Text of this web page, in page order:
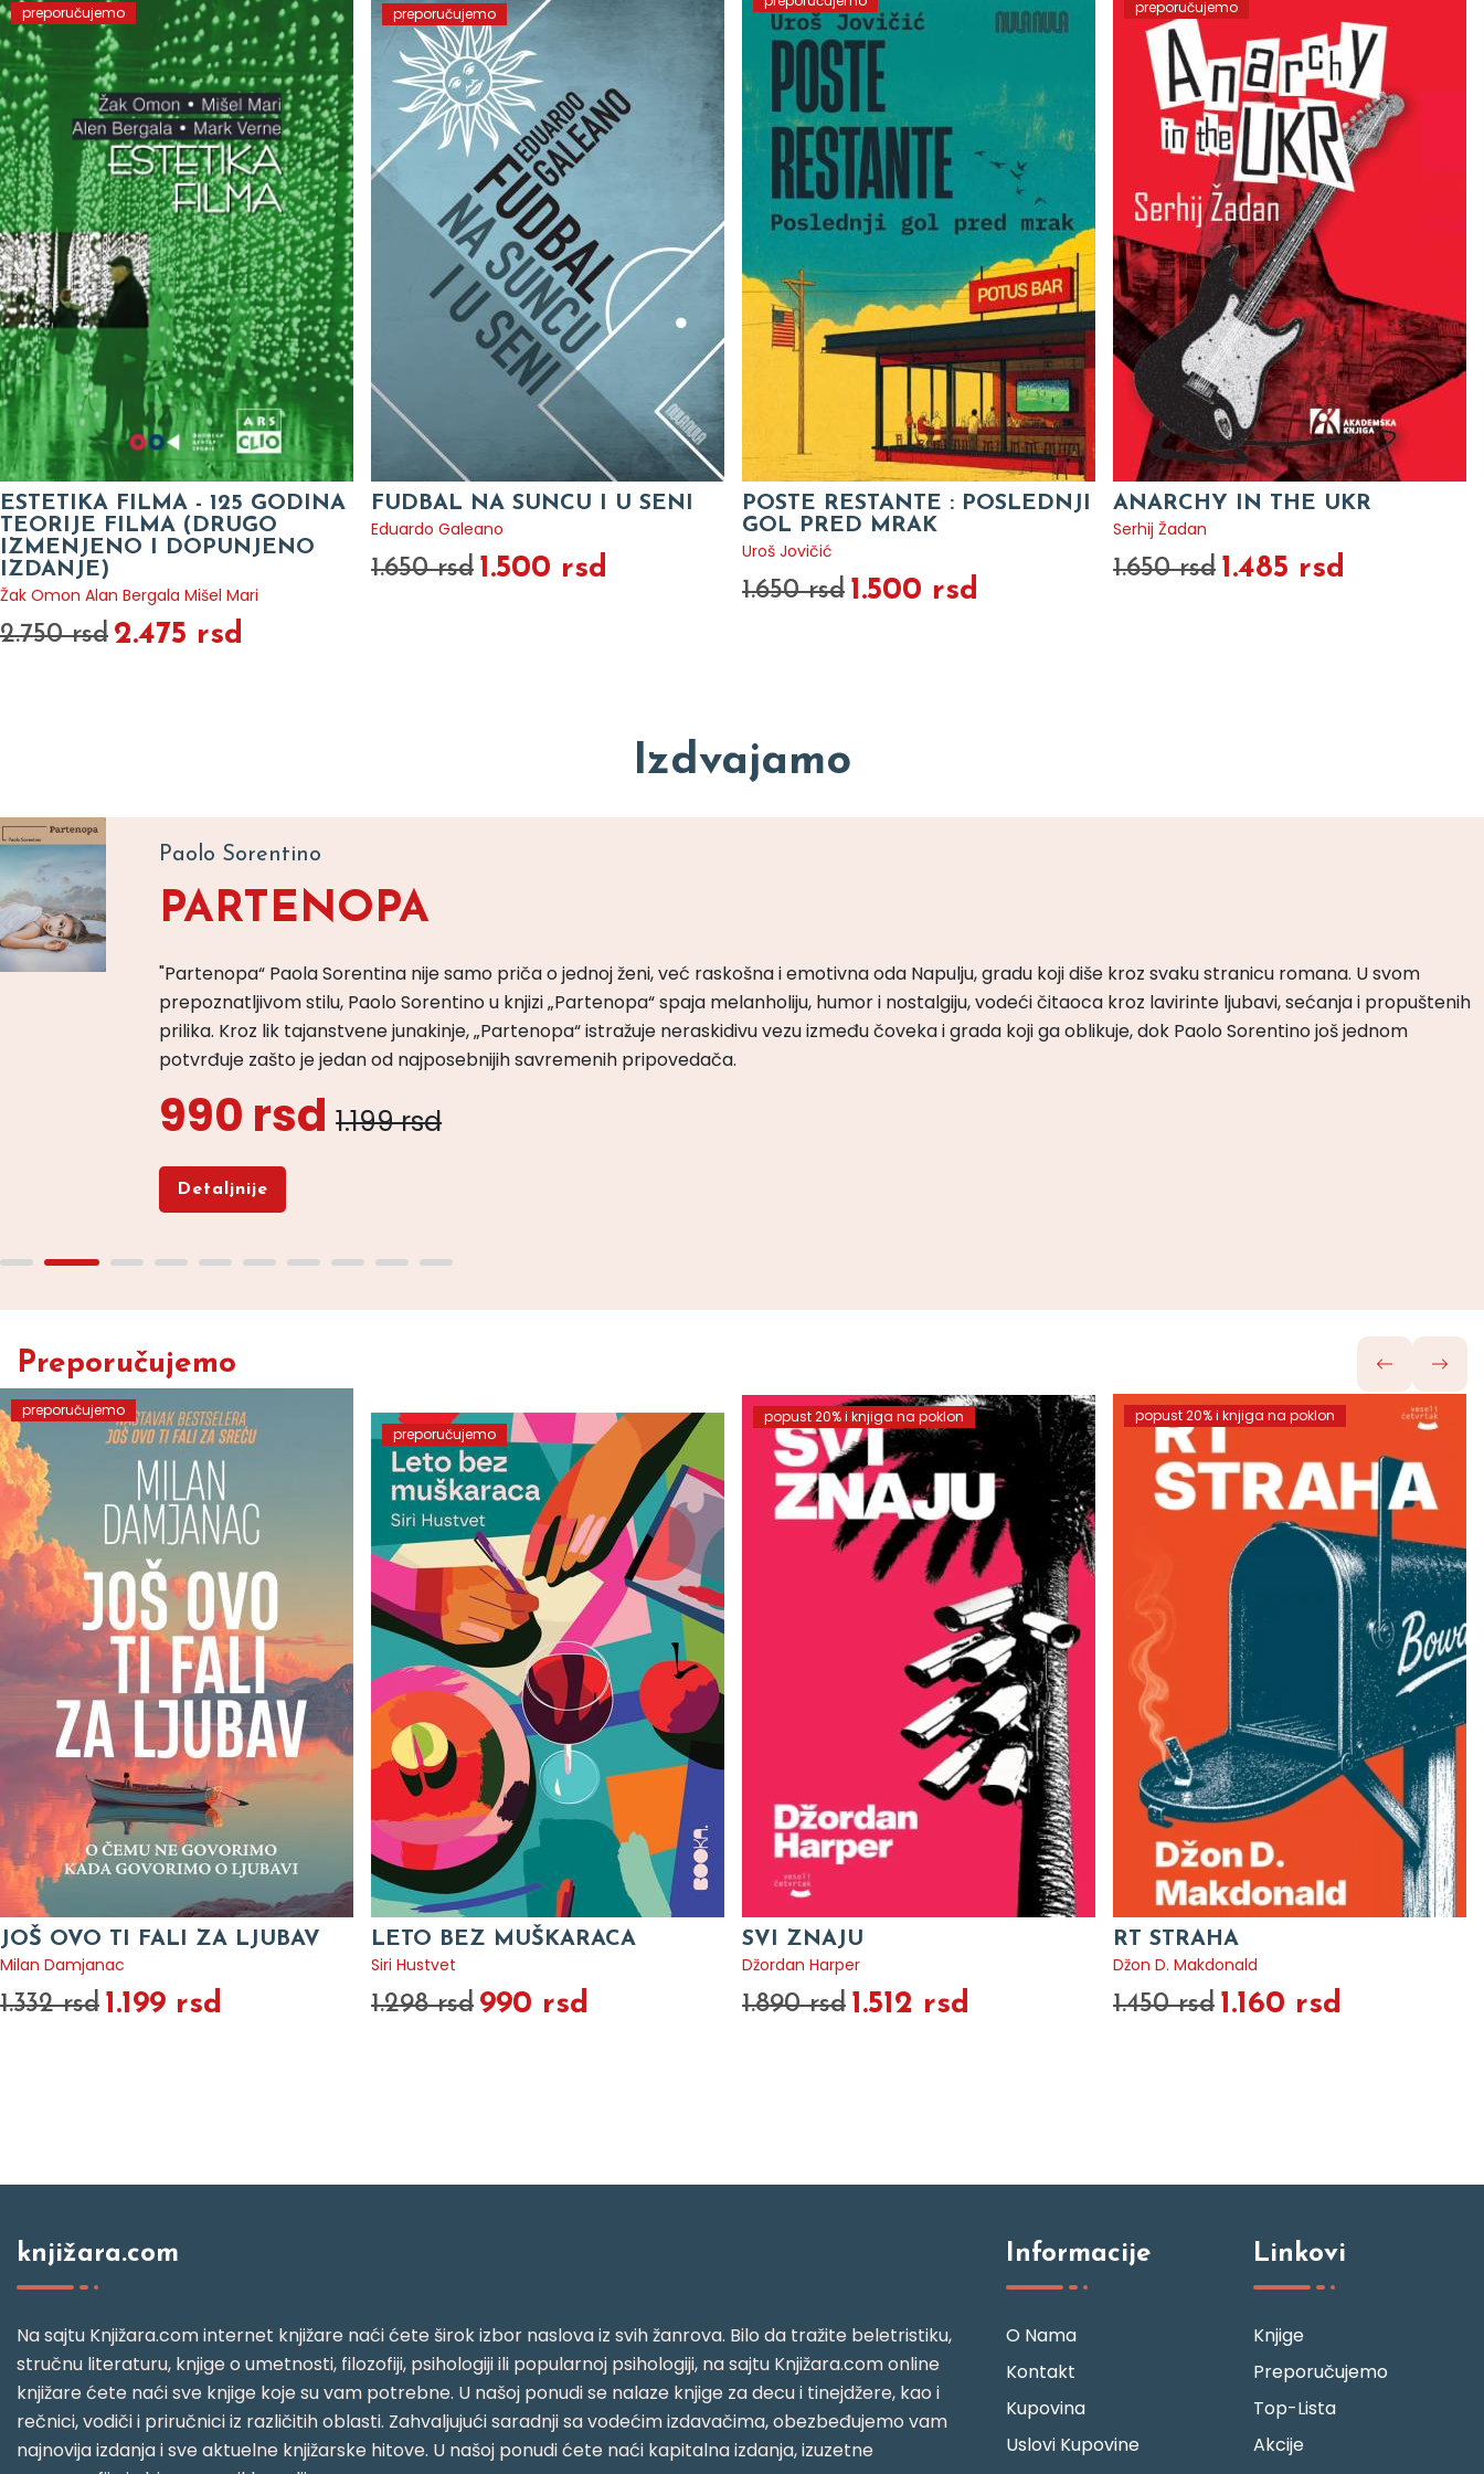
preporučujemo
ESTETIKA FILMA - 125 GODINA
TEORIJE FILMA (DRUGO
IZMENJENO I DOPUNJENO
IZDANJE)
Žak Omon Alan Bergala Mišel Mari
2.750 rsd 2.475 rsd
preporučujemo
FUDBAL NA SUNCU I U SENI
Eduardo Galeano
1.650 rsd 1.500 rsd
POSTE RESTANTE : POSLEDNJI
GOL PRED MRAK
Uroš Jovičić
1.650 rsd 1.500 rsd
preporučujemo
ANARCHY IN THE UKR
Serhij Žadan
1.650 rsd 1.485 rsd
Izdvajamo
Paolo Sorentino
PARTENOPA
"Partenopa“ Paola Sorentina nije samo priča o jednoj ženi, već raskošna i emotivna oda Napulju, gradu koji diše kroz svaku stranicu romana. U svom
prepoznatljivom stilu, Paolo Sorentino u knjizi „Partenopa“ spaja melanholiju, humor i nostalgiju, vodeći čitaoca kroz lavirinte ljubavi, sećanja i propuštenih
prilika. Kroz lik tajanstvene junakinje, „Partenopa“ istražuje neraskidivu vezu između čoveka i grada koji ga oblikuje, dok Paolo Sorentino još jednom
potvrđuje zašto je jedan od najposebnijih savremenih pripovedača.
990 rsd 1.199 rsd
Detaljnije
Preporučujemo
preporučujemo
JOŠ OVO TI FALI ZA LJUBAV
Milan Damjanac
1.332 rsd 1.199 rsd
preporučujemo
LETO BEZ MUŠKARACA
Siri Hustvet
1.298 rsd 990 rsd
popust 20% i knjiga na poklon
SVI ZNAJU
Džordan Harper
1.890 rsd 1.512 rsd
popust 20% i knjiga na poklon
RT STRAHA
Džon D. Makdonald
1.450 rsd 1.160 rsd
knjižara.com
Na sajtu Knjižara.com internet knjižare naći ćete širok izbor naslova iz svih žanrova. Bilo da tražite beletristiku,
stručnu literaturu, knjige o umetnosti, filozofiji, psihologiji ili popularnoj psihologiji, na sajtu Knjižara.com online
knjižare ćete naći sve knjige koje su vam potrebne. U našoj ponudi se nalaze knjige za decu i tinejdžere, kao i
rečnici, vodiči i priručnici iz različitih oblasti. Zahvaljujući saradnji sa vodećim izdavačima, obezbeđujemo vam
najnovija izdanja i sve aktuelne knjižarske hitove. U našoj ponudi ćete naći kapitalna izdanja, izuzetne
Informacije
O Nama
Kontakt
Kupovina
Uslovi Kupovine
Linkovi
Knjige
Preporučujemo
Top-Lista
Akcije